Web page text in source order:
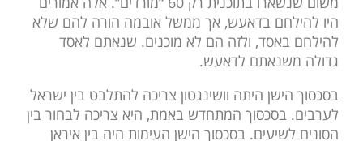
היו להילחם בדאעש, אך ממשל אובמה הורה להם שלא
להילחם באסד, ולזה הם לא מוכנים. שנאתם לאסד
גדולה משנאתם לדאעש.
בסכסוך הישן היתה וושינגטון צריכה להתלבט בין ישראל
לערבים. בסכסוך המתחדש באמת, היא צריכה לבחור בין
הסונים לשיעים. בסכסוך הישן העימות היה בין איראן